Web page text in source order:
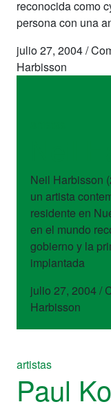
reconocida como
persona con una
julio 27, 2004/
Harbisson
Neil Harbisson
un artista
residente en
en el mundo
gobierno y la
implantada
julio 27, 2004/
Harbisson
artistas
Paul